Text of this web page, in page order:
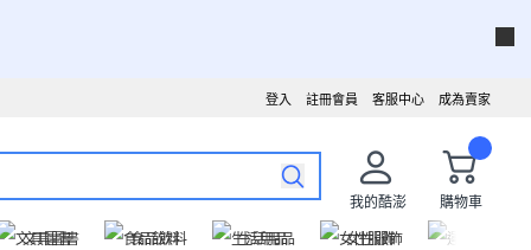
成為賣家
客服中心
註冊會員
登入
我的酷澎
購物車
文具圖書
食品飲料 生活用品 女性服飾